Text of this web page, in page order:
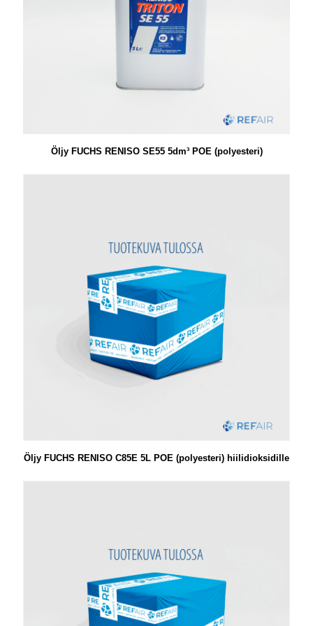
Öljy FUCHS RENISO SE55 5dm³ POE (polyesteri)
Öljy FUCHS RENISO C85E 5L POE (polyesteri) hiilidioksidille